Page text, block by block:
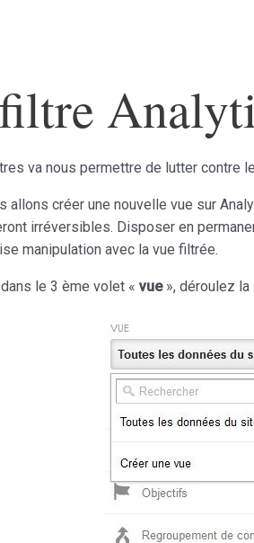
va nous permettre de lutter contre
allons créer une nouvelle vue sur
irréversibles. Disposer en
manipulation avec la vue filtrée.
le 3 ème volet « vue», déroulez